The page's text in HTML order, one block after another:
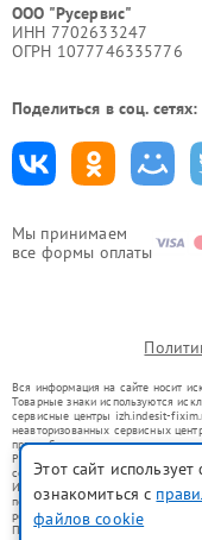
Мы принимаем
все формы оплаты
ООО "Русервис"
ИНН 7702633247
ОГРН 1077746335776
Поделиться в соц. сетях:
Вся информация на сайте носит
Товарные знаки используются
сервисные центры izh.indesit-
неавторизованных сервисных
правообладателями товарных
Ремонт осуществляется для
со статьей 1487 ГК РФ.
Использование товарных знаков
потребителей в заблуждение, а
ремонту техники указанных брендов.
Представленная на сайте
Этот сайт
ознакомиться с
файлов cookie